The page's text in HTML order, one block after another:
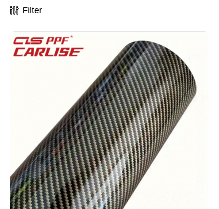
Filter